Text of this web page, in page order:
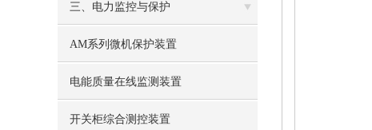
三、电力监控与保护
AM系列微机保护装置
电能质量在线监测装置
开关柜综合测控装置